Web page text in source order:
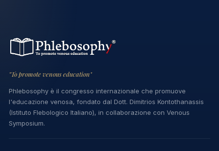
"To promote venous education"
Phlebosophy è il congresso internazionale che promuove
l'educazione venosa, fondato dal Dott. Dimitrios Kontothanassis
(Istituto Flebologico Italiano), in collaborazione con Venous
Symposium.